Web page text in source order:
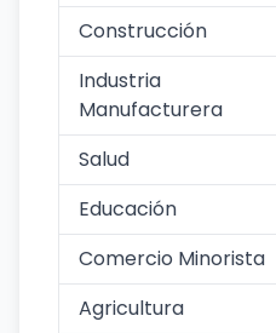
Construcción
Industria
Manufacturera
Salud
Educación
Comercio Minorista
Agricultura